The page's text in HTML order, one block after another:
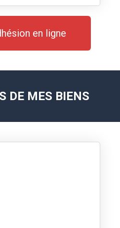
en ligne
DE MES BIENS